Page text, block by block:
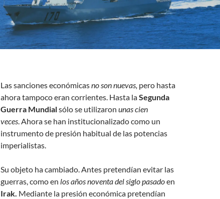
Las sanciones económicasno son nuevas, pero hasta
ahora tampoco eran corrientes. Hasta laSegunda
Guerra Mundialsólo se utilizaron unas cien
veces. Ahora se han institucionalizado como un
instrumento de presión habitual de las potencias
imperialistas.
Su objeto ha cambiado. Antes pretendían evitar las
guerras, como en los años noventa del siglo pasadoen
Irak. Mediante la presión económica pretendían